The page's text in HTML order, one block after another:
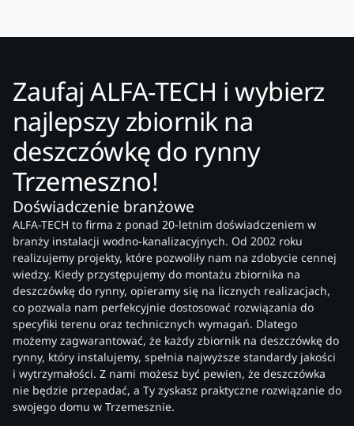
Zaufaj ALFA-TECH i wybierz
najlepszy zbiornik na
deszczówkę do rynny
Trzemeszno!
Doświadczenie branżowe
ALFA-TECH to firma z ponad 20-letnim doświadczeniem w
branży instalacji wodno-kanalizacyjnych. Od 2002 roku
realizujemy projekty, które pozwoliły nam na zdobycie cennej
wiedzy. Kiedy przystępujemy do montażu zbiornika na
deszczówkę do rynny, opieramy się na licznych realizacjach,
co pozwala nam perfekcyjnie dostosować rozwiązania do
specyfiki terenu oraz technicznych wymagań. Dlatego
możemy zagwarantować, że każdy zbiornik na deszczówkę do
rynny, który instalujemy, spełnia najwyższe standardy jakości
i wytrzymałości. Z nami możesz być pewien, że deszczówka
nie będzie przepadać, a Ty zyskasz praktyczne rozwiązanie do
swojego domu w Trzemesznie.